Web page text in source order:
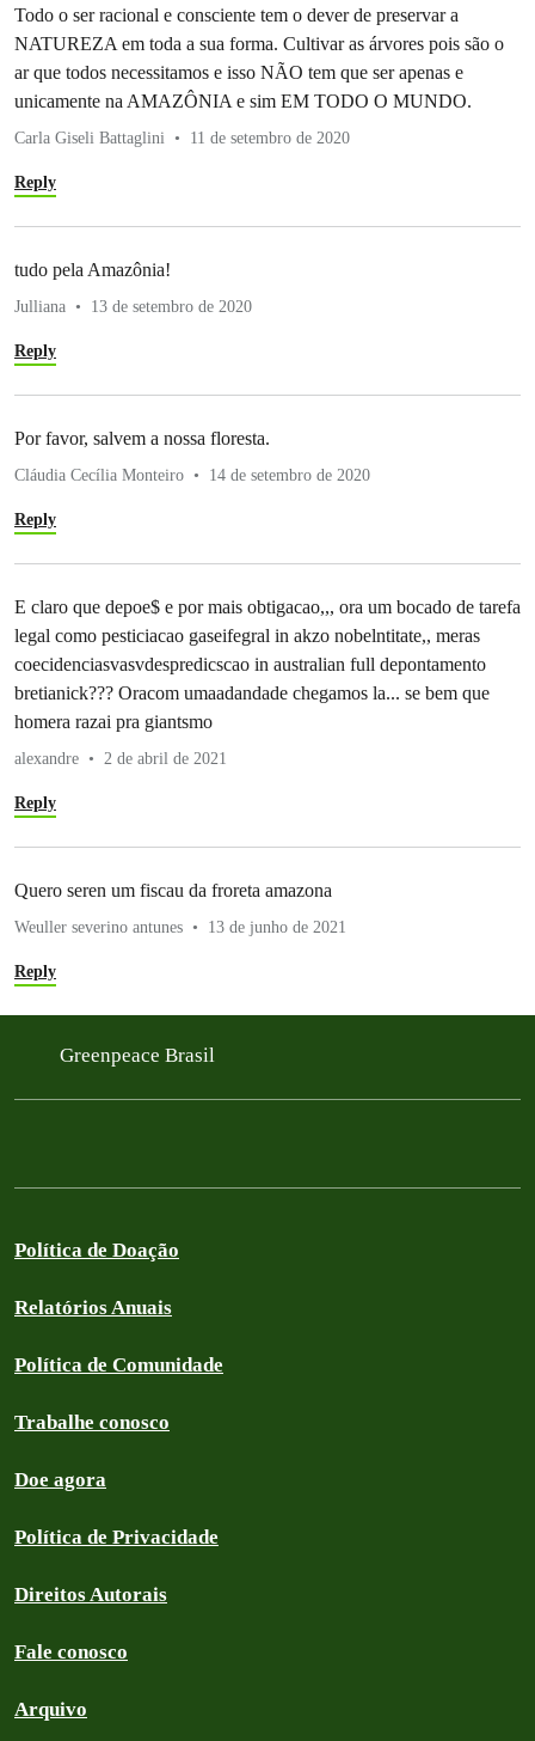
Todo o ser racional e consciente tem o dever de preservar a
NATUREZA em toda a sua forma. Cultivar as árvores pois são o
ar que todos necessitamos e isso NÃO tem que ser apenas e
unicamente na AMAZÔNIA e sim EM TODO O MUNDO.
Carla Giseli Battaglini 11 de setembro de 2020
Reply
tudo pela Amazônia!
Julliana 13 de setembro de 2020
Reply
Por favor, salvem a nossa floresta.
Cláudia Cecília Monteiro 14 de setembro de 2020
Reply
E claro que depoe$ e por mais obtigacao,,, ora um bocado de tarefa
legal como pesticiacao gaseifegral in akzo nobelntitate,, meras
coecidenciasvasvdespredicscao in australian full depontamento
bretianick??? Oracom umaadandade chegamos la... se bem que
homera razai pra giantsmo
alexandre 2 de abril de 2021
Reply
Quero seren um fiscau da froreta amazona
Weuller severino antunes 13 de junho de 2021
Reply
Greenpeace Brasil
Política de Doação
Relatórios Anuais
Política de Comunidade
Trabalhe conosco
Doe agora
Política de Privacidade
Direitos Autorais
Fale conosco
Arquivo